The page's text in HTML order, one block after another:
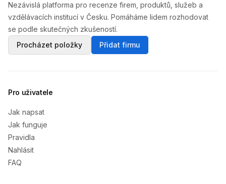
Nezávislá platforma pro recenze firem, produktů, služeb a
vzdělávacích institucí v Česku. Pomáháme lidem rozhodovat
se podle skutečných zkušeností.
Procházet položky
Přidat firmu
Pro uživatele
Jak napsat
Jak funguje
Pravidla
Nahlásit
FAQ